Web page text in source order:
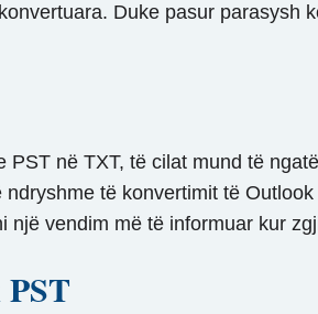
Duke pasur
në TXT, të cilat mund të
të konvertimit të
vendim më të informuar kur